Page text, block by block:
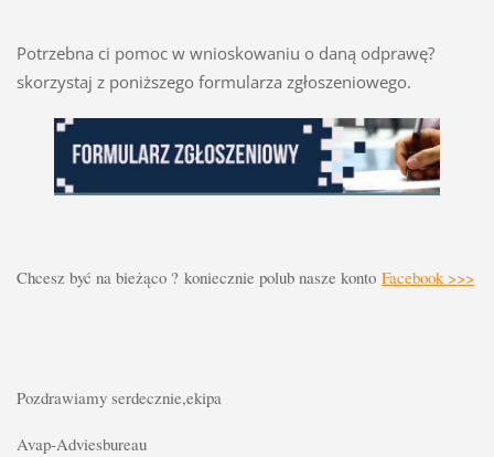
Potrzebna ci pomoc w wnioskowaniu o daną odprawę?
skorzystaj z poniższego formularza zgłoszeniowego.
Chcesz być na bieżąco ? koniecznie polub nasze konto Facebook >>>
Pozdrawiamy serdecznie,ekipa
Avap-Adviesbureau